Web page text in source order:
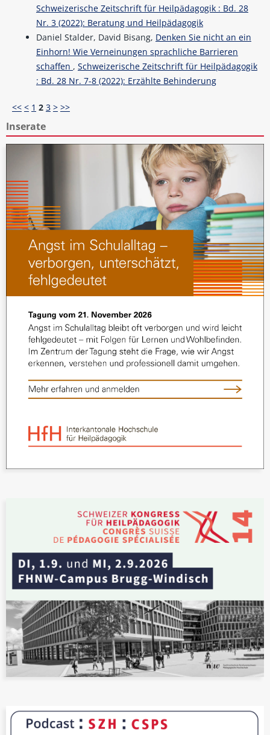
Schweizerische Zeitschrift für Heilpädagogik : Bd. 28
Nr. 3 (2022): Beratung und Heilpädagogik
Daniel Stalder, David Bisang, Denken Sie nicht an ein
Einhorn! Wie Verneinungen sprachliche Barrieren
schaffen , Schweizerische Zeitschrift für Heilpädagogik
: Bd. 28 Nr. 7-8 (2022): Erzählte Behinderung
<< < 1 2 3 > >>
Inserate